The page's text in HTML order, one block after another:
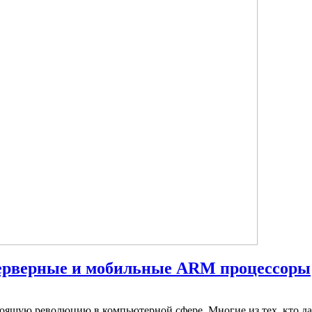
и мобильные ARM процессоры